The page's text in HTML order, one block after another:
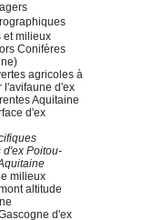
sur
et milieux
Conifères
agricoles à
l'avifaune d'ex
Aquitaine
d'ex
d'ex Poitou-
milieux
altitude
d'ex